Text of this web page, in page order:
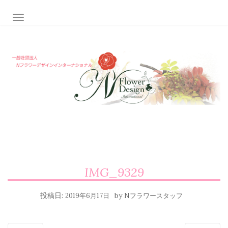
ナビゲーション切り替え
IMG_9329
投稿日: 2019年6月17日 by Nフラワースタッフ